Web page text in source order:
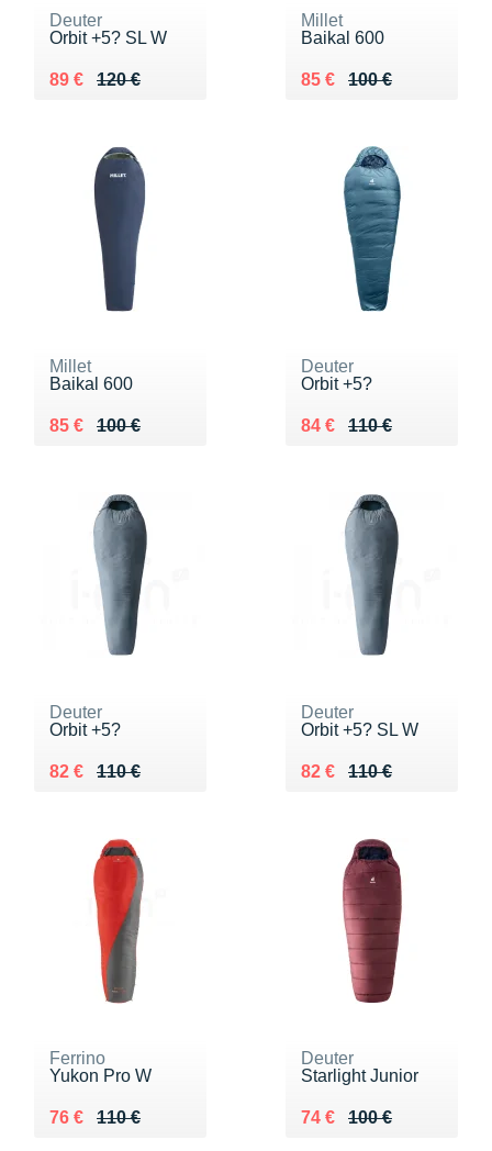
Deuter
Orbit +5? SL W
120 €
Au lieu de 120 €
89 €
Vendu 89 €
Millet
Baikal 600
100 €
Au lieu de 100 €
85 €
Vendu 85 €
Millet
Baikal 600
100 €
Au lieu de 100 €
85 €
Vendu 85 €
Deuter
Orbit +5?
110 €
Au lieu de 110 €
84 €
Vendu 84 €
Deuter
Orbit +5?
110 €
Au lieu de 110 €
82 €
Vendu 82 €
Deuter
Orbit +5? SL W
110 €
Au lieu de 110 €
82 €
Vendu 82 €
Ferrino
Yukon Pro W
110 €
Au lieu de 110 €
76 €
Vendu 76 €
Deuter
Starlight Junior
100 €
Au lieu de 100 €
74 €
Vendu 74 €